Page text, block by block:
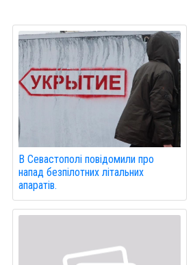
В Севастополі повідомили про
напад безпілотних літальних
апаратів.